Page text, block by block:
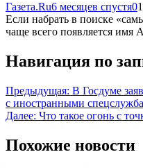
Газета.Ru6 месяцев спустя0
Если набрать в поиске
чаще всего появляется имя
Навигация по
Предыдущая: В Госдуме
с иностранными
Далее: Что такое огонь с
Похожие новости